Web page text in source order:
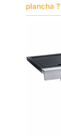
plancha ?